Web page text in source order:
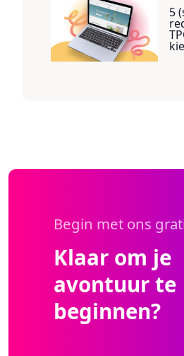
5
Begin met ons
Klaar om je
avontuur te
beginnen?